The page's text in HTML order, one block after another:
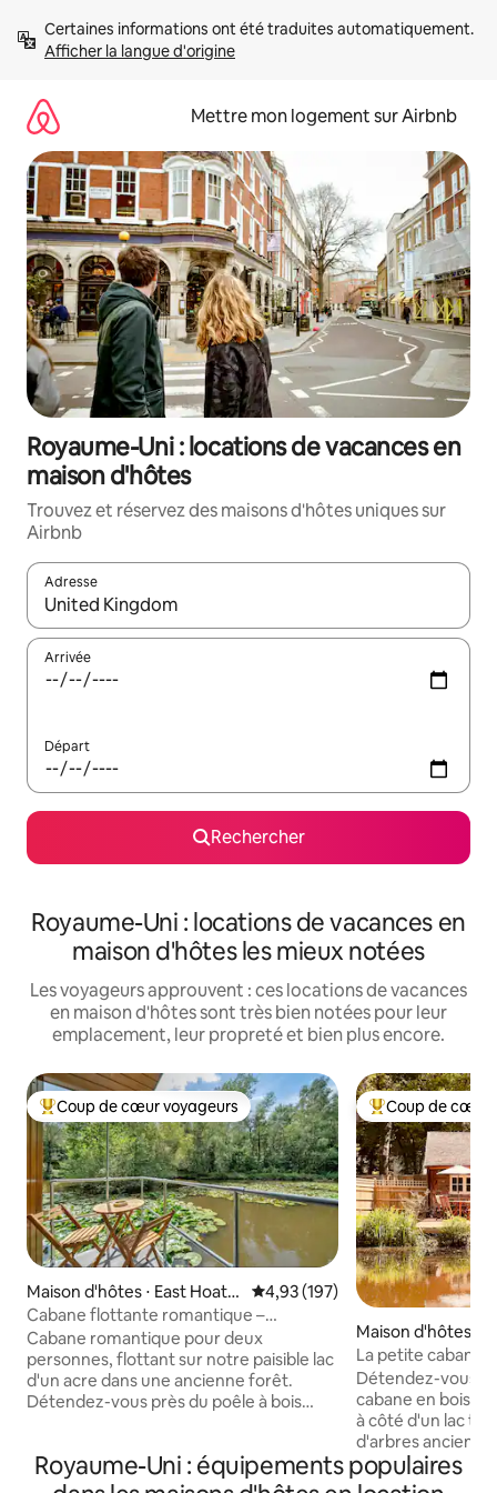
directement
Afficher la langue d'origine
Mettre mon logement sur Airbnb
Royaume-Uni : locations de vacances en
maison d'hôtes
Trouvez et réservez des maisons d'hôtes uniques sur
Airbnb
Adresse
Lorsque les résultats s'affichent, utilisez les flèches vers le
Arrivée
Départ
Rechercher
Royaume-Uni : locations de vacances en
maison d'hôtes les mieux notées
Les voyageurs approuvent : ces locations de vacances
en maison d'hôtes sont très bien notées pour leur
emplacement, leur propreté et bien plus encore.
Coups de cœur voyageurs les plus appréciés
Coup de cœur voyageurs
Maison d'hôtes ⋅ East Hoathl
y
Évaluation moyenne sur la
4,93 (197)
Cabane flottante romantique –
« The Water Snug »
Cabane romantique pour deux
personnes, flottant sur notre paisible lac
d'un acre dans une ancienne forêt.
Détendez-vous près du poêle à bois
avec une vue magique sur le lac depuis
chaque pièce. Au printemps, profitez de
Coups de cœur
Coup de cœur
Maison d'hôtes ⋅
ly
La petite cabane
Détendez-vous
cabane en bois,
à côté d'un lac
d'arbres anciens.
matin ou d'un
grande terrasse
Royaume-Uni : équipements populaires